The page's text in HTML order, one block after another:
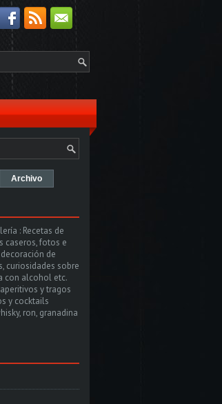
Archivo
: Recetas de
caseros, fotos e
de
curiosidades sobre
con alcohol etc.
y tragos
y cocktails
ron, granadina